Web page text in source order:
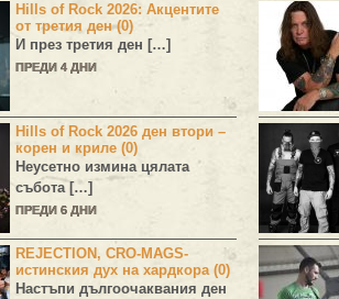
Hills of Rock 2026: Акцентите
от третия ден (0)
И през третия ден […]
ПРЕДИ 4 ДНИ
Hills of Rock 2026 ден втори –
корен и криле (0)
Неусетно измина цялата
събота […]
ПРЕДИ 6 ДНИ
REJECTION, CRO-MAGS-
истинския дух на хардкора (0)
Настъпи дългоочаквания ден